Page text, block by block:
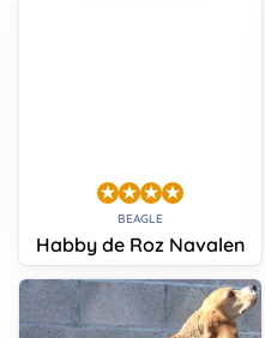
BEAGLE
Habby de Roz Navalen